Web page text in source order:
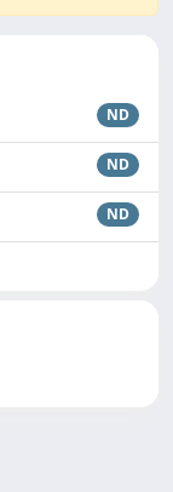
ND
ND
ND